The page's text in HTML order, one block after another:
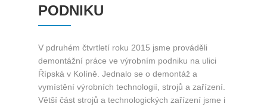
PODNIKU
V pdruhém čtvrtletí roku 2015 jsme prováděli
demontážní práce ve výrobním podniku na ulici
Řípská v Kolíně. Jednalo se o demontáž a
vymístění výrobních technologií, strojů a zařízení.
Větší část strojů a technologických zařízení jsme i